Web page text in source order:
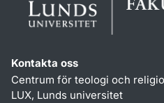
Kontakta oss
Centrum för teologi och
LUX, Lunds universitet